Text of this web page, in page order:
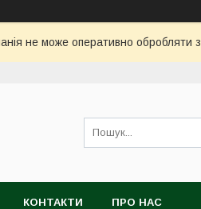
не може оперативно обробляти
КОНТАКТИ ПРО НАС